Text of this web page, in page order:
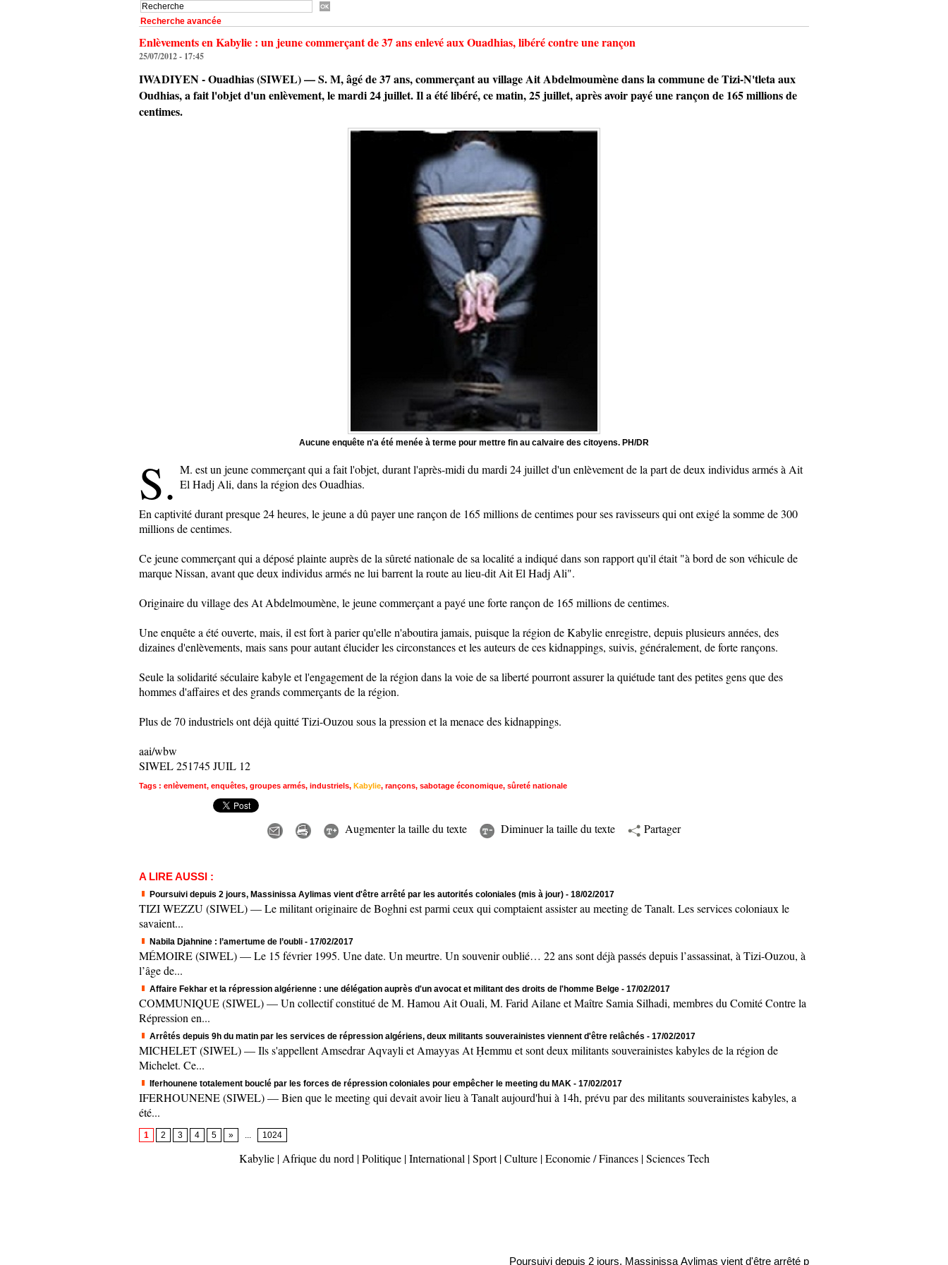
Recherche avancée
Enlèvements en Kabylie : un jeune commerçant de 37 ans enlevé aux Ouadhias, libéré contre une rançon
25/07/2012 - 17:45
IWADIYEN - Ouadhias (SIWEL) — S. M, âgé de 37 ans, commerçant au village Ait Abdelmoumène dans la commune de Tizi-N'tleta aux
Oudhias, a fait l'objet d'un enlèvement, le mardi 24 juillet. Il a été libéré, ce matin, 25 juillet, après avoir payé une rançon de 165 millions de
centimes.
Aucune enquête n'a été menée à terme pour mettre fin au calvaire des citoyens. PH/DR
S. M. est un jeune commerçant qui a fait l'objet, durant l'après-midi du mardi 24 juillet d'un enlèvement de la part de deux individus armés à Ait
El Hadj Ali, dans la région des Ouadhias.
En captivité durant presque 24 heures, le jeune a dû payer une rançon de 165 millions de centimes pour ses ravisseurs qui ont exigé la somme de 300
millions de centimes.
Ce jeune commerçant qui a déposé plainte auprès de la sûreté nationale de sa localité a indiqué dans son rapport qu'il était "à bord de son véhicule de
marque Nissan, avant que deux individus armés ne lui barrent la route au lieu-dit Ait El Hadj Ali".
Originaire du village des At Abdelmoumène, le jeune commerçant a payé une forte rançon de 165 millions de centimes.
Une enquête a été ouverte, mais, il est fort à parier qu'elle n'aboutira jamais, puisque la région de Kabylie enregistre, depuis plusieurs années, des
dizaines d'enlèvements, mais sans pour autant élucider les circonstances et les auteurs de ces kidnappings, suivis, généralement, de forte rançons.
Seule la solidarité séculaire kabyle et l'engagement de la région dans la voie de sa liberté pourront assurer la quiétude tant des petites gens que des
hommes d'affaires et des grands commerçants de la région.
Plus de 70 industriels ont déjà quitté Tizi-Ouzou sous la pression et la menace des kidnappings.
aai/wbw
SIWEL 251745 JUIL 12
Tags : enlèvement, enquêtes, groupes armés, industriels, Kabylie, rançons, sabotage économique, sûreté nationale
Augmenter la taille du texte Diminuer la taille du texte Partager
A LIRE AUSSI :
Poursuivi depuis 2 jours, Massinissa Aylimas vient d'être arrêté par les autorités coloniales (mis à jour) - 18/02/2017
TIZI WEZZU (SIWEL) — Le militant originaire de Boghni est parmi ceux qui comptaient assister au meeting de Tanalt. Les services coloniaux le
savaient...
Nabila Djahnine : l’amertume de l’oubli - 17/02/2017
MÉMOIRE (SIWEL) — Le 15 février 1995. Une date. Un meurtre. Un souvenir oublié… 22 ans sont déjà passés depuis l’assassinat, à Tizi-Ouzou, à
l’âge de...
Affaire Fekhar et la répression algérienne : une délégation auprès d'un avocat et militant des droits de l'homme Belge - 17/02/2017
COMMUNIQUE (SIWEL) — Un collectif constitué de M. Hamou Ait Ouali, M. Farid Ailane et Maître Samia Silhadi, membres du Comité Contre la
Répression en...
Arrêtés depuis 9h du matin par les services de répression algériens, deux militants souverainistes viennent d'être relâchés - 17/02/2017
MICHELET (SIWEL) — Ils s'appellent Amsedrar Aqvayli et Amayyas At Ḥemmu et sont deux militants souverainistes kabyles de la région de
Michelet. Ce...
Iferhounene totalement bouclé par les forces de répression coloniales pour empêcher le meeting du MAK - 17/02/2017
IFERHOUNENE (SIWEL) — Bien que le meeting qui devait avoir lieu à Tanalt aujourd'hui à 14h, prévu par des militants souverainistes kabyles, a
été...
1 2 3 4 5 » 1024
Kabylie | Afrique du nord |Politique |International |Sport |Culture |Economie / Finances |Sciences Tech
Poursuivi depuis 2 jours, Massinissa Aylimas vient d'être arrêté par les autorités coloniales (mis à